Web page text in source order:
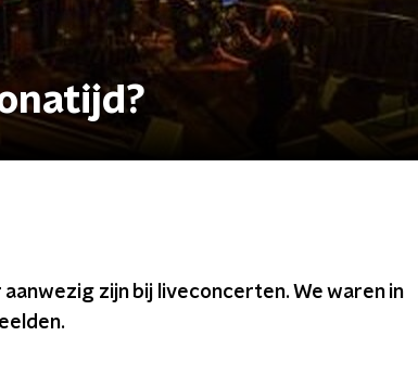
zijn bij liveconcerten. We waren in